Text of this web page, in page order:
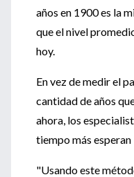
años en 1900 es la
que el nivel
hoy.
En vez de medir el
cantidad de años
ahora, los
tiempo más
"Usando este